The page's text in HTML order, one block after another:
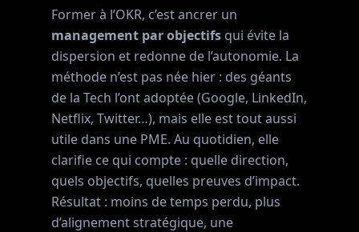
Former à l’OKR, c’est ancrer un
management par objectifs qui évite la
dispersion et redonne de l’autonomie. La
méthode n’est pas née hier : des géants
de la Tech l’ont adoptée (Google, LinkedIn,
Netflix, Twitter…), mais elle est tout aussi
utile dans une PME. Au quotidien, elle
clarifie ce qui compte : quelle direction,
quels objectifs, quelles preuves d’impact.
Résultat : moins de temps perdu, plus
d’alignement stratégique, une